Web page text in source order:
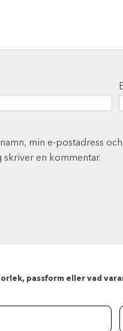
min e-postadress
skriver en kommentar.
passform eller vad